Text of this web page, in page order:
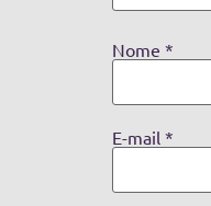
Nome *
E-mail *